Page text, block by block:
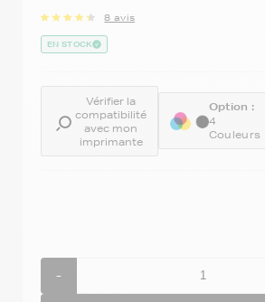
8 avis
EN STOCK
Vérifier la
compatibilité
avec mon
imprimante
Option :
4
Couleurs
-